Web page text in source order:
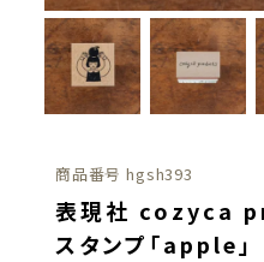
商品番号 hgsh393
表現社 cozyca
スタンプ「apple」